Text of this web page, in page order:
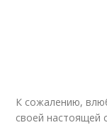
К сожалению,
своей настоящей